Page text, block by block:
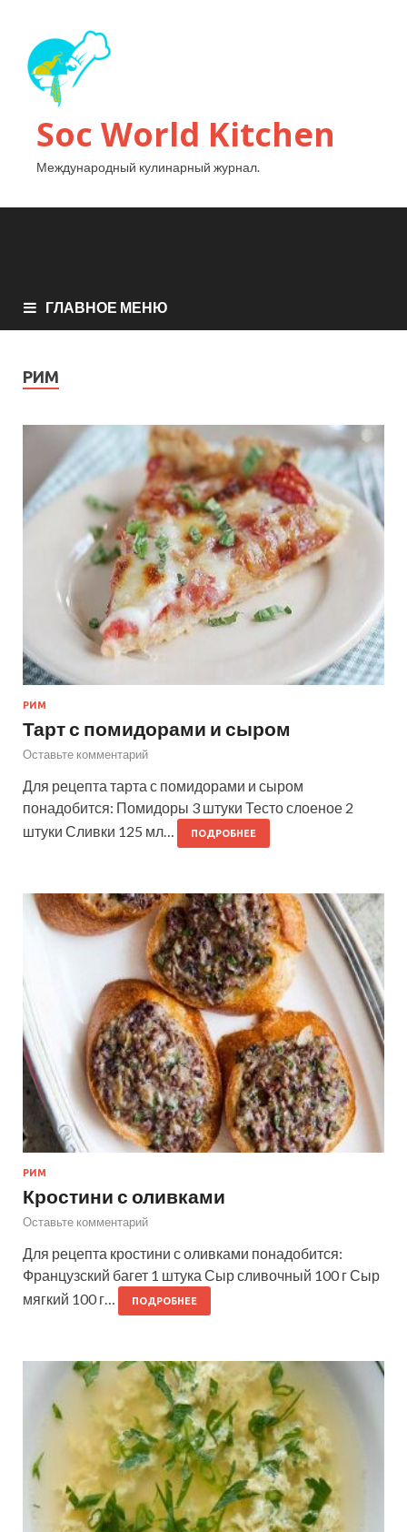
Soc World Kitchen
Международный кулинарный журнал.
ГЛАВНОЕ МЕНЮ
РИМ
РИМ
Тарт с помидорами и сыром
Оставьте комментарий
Для рецепта тарта с помидорами и сыром
понадобится: Помидоры 3 штуки Тесто слоеное 2
штуки Сливки 125 мл…
ПОДРОБНЕЕ
РИМ
Кростини с оливками
Оставьте комментарий
Для рецепта кростини с оливками понадобится:
Французский багет 1 штука Сыр сливочный 100 г Сыр
мягкий 100 г…
ПОДРОБНЕЕ